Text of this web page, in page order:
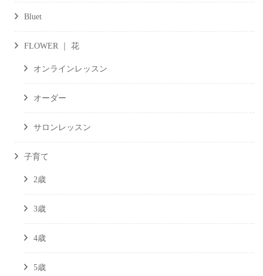
Bluet
FLOWER ｜ 花
オンラインレッスン
オーダー
サロンレッスン
子育て
2歳
3歳
4歳
5歳